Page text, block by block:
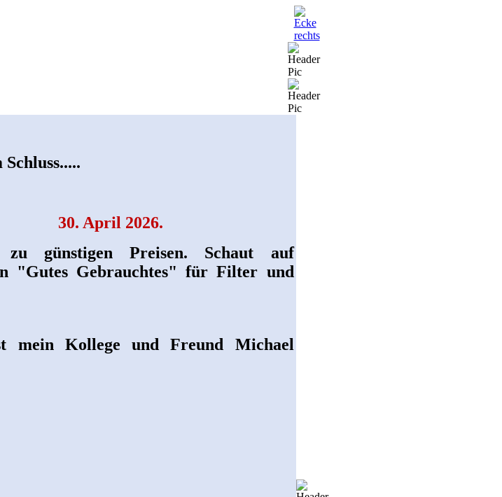
April 2026.
zu günstigen Preisen. Schaut auf
"Gutes Gebrauchtes" für Filter und
mein Kollege und Freund Michael